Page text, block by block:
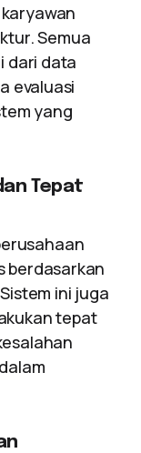
Semua
dari data
evaluasi
yang
Tepat
berdasarkan
ini juga
tepat